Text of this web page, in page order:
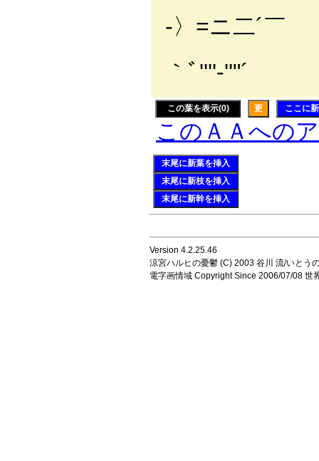
-〉=ニ
｀ﾞ
この葉を表示(0) 更 ここに
このＡＡへの
末尾に新葉を挿入
末尾に新枝を挿入
末尾に新幹を挿入
Version 4.2.25.46
涼宮ハルヒの憂鬱 (C) 2003 谷川 流/いとう
電字画情域 Copyright Since 2006/07/08 世